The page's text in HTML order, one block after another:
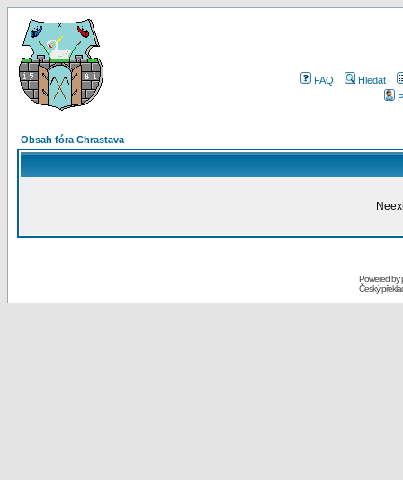
FAQ
Hledat
Obsah fóra Chrastava
Powered by
Český